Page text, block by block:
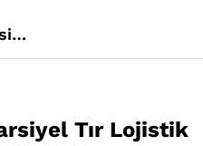
Muğla Almanya Parsiyel Tır Lojistik
Tır Lojistik